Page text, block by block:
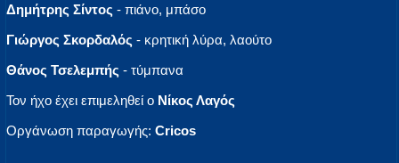
Δημήτρης Σίντος - πιάνο, μπάσο
Γιώργος Σκορδαλός - κρητική λύρα, λαούτο
Θάνος Τσελεμπής - τύμπανα
Τον ήχο έχει επιμεληθεί ο Νίκος Λαγός
Οργάνωση παραγωγής: Cricos